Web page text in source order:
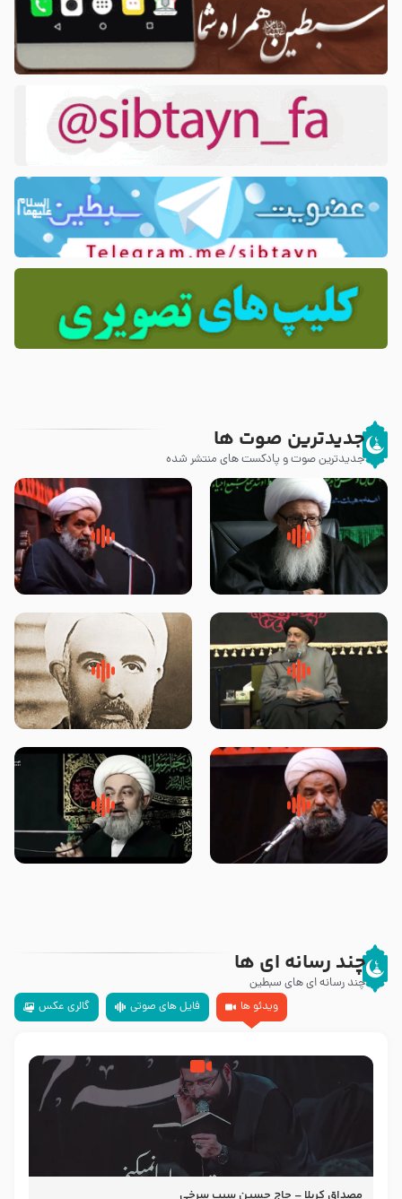
جدیدترین صوت ها
جدیدترین صوت و پادکست های منتشر شده
زوّار اربعین امام حسین (علیه
السلام) با این اشتیاق به زیارت
روضه جانسوز پاره های جگر امام
حسن مجتبی علیه السلام-حجت
لقب حضرت رقیه سلام الله علیها به
چه معناست – حجت الاسلام علوی
روضه‌ی مجلس یزید ملعون و
اسارت اهل‌بیت علیهم‌السلام –
محدث زاده
سلام جوانی که امام حسین علیه
السلام خودش جوابش را دادند
زیارتی که اسباب رزق زیاد و عمر
طولانی است حجت السلام حسین
چند رسانه ای ها
چند رسانه ای های سبطین
ویدئو ها
فایل های صوتی گالری عکس
مصداق کربلا – حاج حسین سیب سرخی